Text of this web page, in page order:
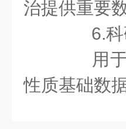
治提供重要
6.科
用于
性质基础数据